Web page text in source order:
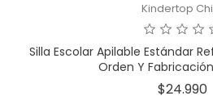
Kindertop
Silla Escolar Apilable Estándar
Orden Y
$24.990